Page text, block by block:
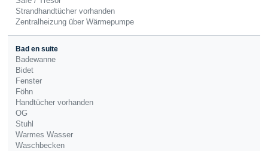
Strandhandtücher vorhanden
Zentralheizung über Wärmepumpe
Bad en suite
Badewanne
Bidet
Fenster
Föhn
Handtücher vorhanden
OG
Stuhl
Warmes Wasser
Waschbecken